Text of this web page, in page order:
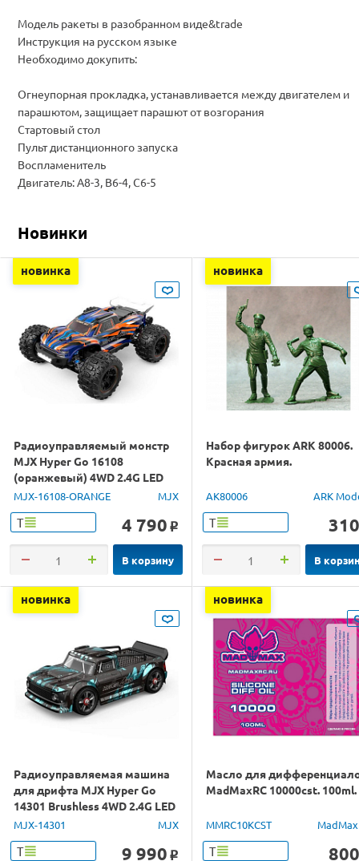
Модель ракеты в разобранном виде&trade
Инструкция на русском языке
Необходимо докупить:
Огнеупорная прокладка, устанавливается между двигателем и
парашютом, защищает парашют от возгорания
Стартовый стол
Пульт дистанционного запуска
Воспламенитель
Двигатель: A8-3, B6-4, C6-5
Новинки
новинка
Радиоуправляемый монстр
MJX Hyper Go 16108
(оранжевый) 4WD 2.4G LED
1/16 RTR
MJX-16108-ORANGE MJX
Т 4 790 o
В корзину
новинка
Набор фигурок ARK 80006.
Красная армия.
AK80006 ARK
Т 310
В
новинка
Радиоуправляемая машина
для дрифта MJX Hyper Go
14301 Brushless 4WD 2.4G LED
1/14 RTR
MJX-14301 MJX
Т 9 990 o
новинка
Масло для
MadMaxRC 10000cst. 100ml.
MMRC10KCST
Т 800